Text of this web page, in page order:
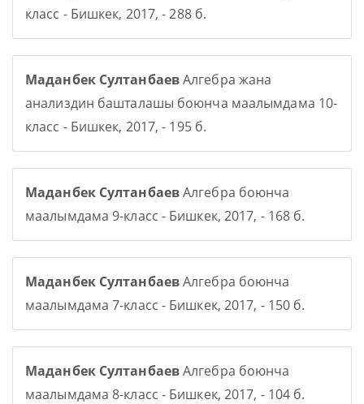
класс - Бишкек, 2017, - 288 б.
Маданбек СултанбаевАлгебра жана
анализдин башталашы боюнча маалымдама 10-
класс - Бишкек, 2017, - 195 б.
Маданбек СултанбаевАлгебра боюнча
маалымдама 9-класс - Бишкек, 2017, - 168 б.
Маданбек СултанбаевАлгебра боюнча
маалымдама 7-класс - Бишкек, 2017, - 150 б.
Маданбек СултанбаевАлгебра боюнча
маалымдама 8-класс - Бишкек, 2017, - 104 б.